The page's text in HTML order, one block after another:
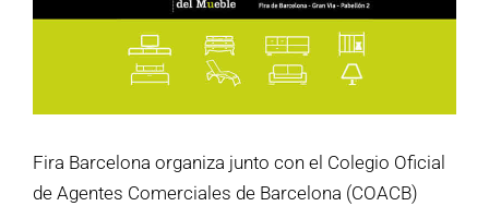
Fira Barcelona organiza junto con el Colegio Oficial
de Agentes Comerciales de Barcelona (COACB)